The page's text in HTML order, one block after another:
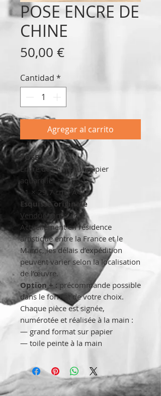
POSE ENCRE DE
CHINE
50,00 €Precio
Cantidad *
Agregar al carrito
POSE
Encre de Chine sur papier
aquarelle
21 × 29,7 cm ( A4)
Esquisse originale
Vendue sans cadre
Actuellement en résidence
artistique entre la France et le
Maroc, les délais d’expédition
peuvent varier selon la localisation
de l’œuvre.
Option + : précommande possible
dans le format de votre choix.
Chaque pièce est signée,
numérotée et réalisée à la main :
— grand format sur papier
— toile peinte à la main